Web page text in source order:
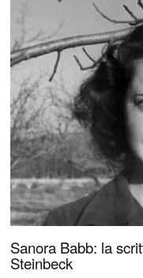
Sanora Babb: la
Steinbeck